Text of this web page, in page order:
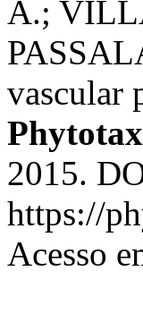
A.;
vascular
2015.
https://
Acesso